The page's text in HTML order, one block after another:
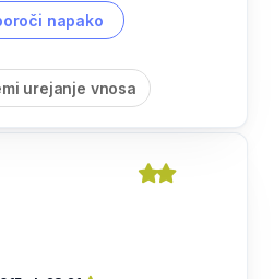
napako
urejanje vnosa